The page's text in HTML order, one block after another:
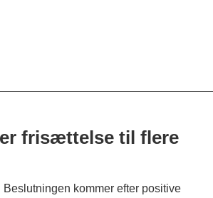
frisættelse til flere
kommer efter positive